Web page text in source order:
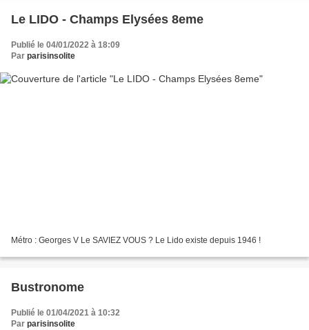
Le LIDO - Champs Elysées 8eme
Publié le 04/01/2022 à 18:09
Par parisinsolite
Métro : Georges V Le SAVIEZ VOUS ? Le Lido existe depuis 1946 !
Bustronome
Publié le 01/04/2021 à 10:32
Par parisinsolite